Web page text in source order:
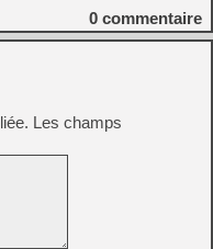
0 commentaire
Les champs